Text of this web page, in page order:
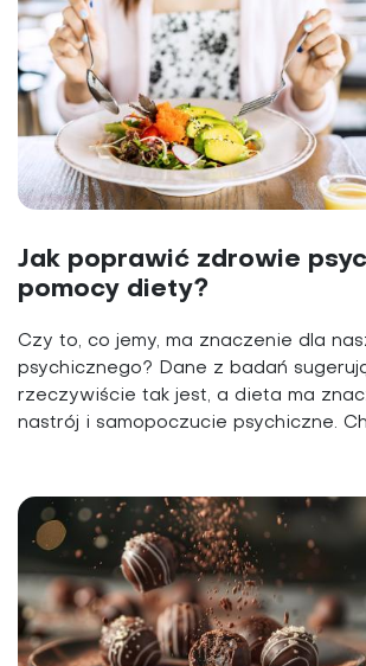
Jak poprawić zdrowie
pomocy diety?
Czy to, co jemy, ma znaczenie dla
psychicznego? Dane z badań
rzeczywiście tak jest, a dieta ma
nastrój i samopoczucie psychiczne.